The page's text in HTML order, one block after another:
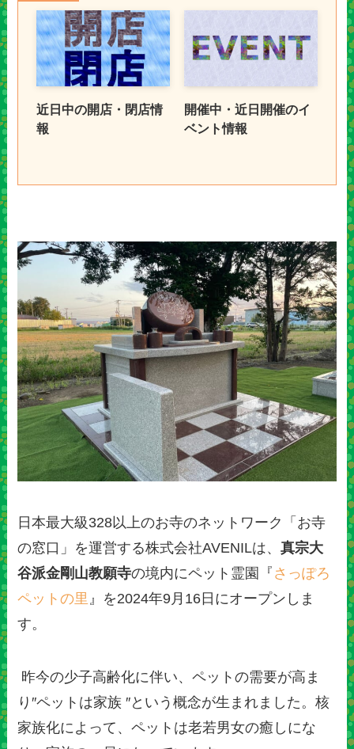
近日中の開店・閉店情
報
開催中・近日開催のイ
ベント情報
日本最大級328以上のお寺のネットワーク「お寺
の窓口」を運営する株式会社AVENILは、真宗大
谷派金剛山教願寺の境内にペット霊園『 さっぽろ
ペットの里 』を2024年9月16日にオープンしま
す。
昨今の少子高齢化に伴い、ペットの需要が高ま
り″ペットは家族 ″という概念が生まれました。核
家族化によって、ペットは老若男女の癒しにな